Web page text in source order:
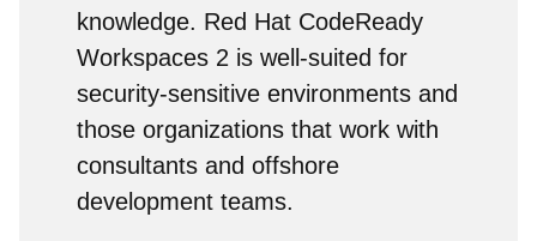
knowledge. Red Hat CodeReady
Workspaces 2 is well-suited for
security-sensitive environments and
those organizations that work with
consultants and offshore
development teams.